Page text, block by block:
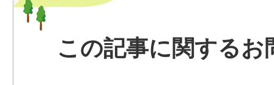
この記事に関するお